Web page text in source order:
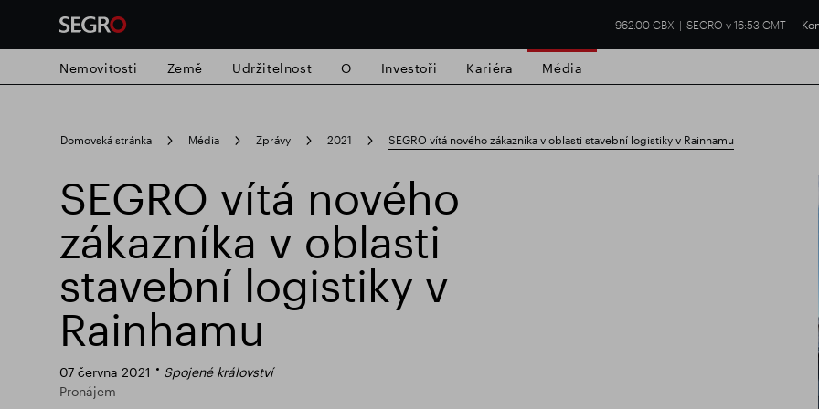
962.00 GBX SEGRO v 16:53 GMT
search
for
Populární vyhledávání
Zodpovědné SEGRO Slough obchodní nemovitost
Nemovitosti Země Udržitelnost O Investoři Kariéra Média
Domovská stránka Média Zprávy 2021 SEGRO vítá nového zákazníka v oblasti stavební logistiky v Rainhamu
SEGRO vítá nového
zákazníka v oblasti
stavební logistiky v
Rainhamu
07 června 2021
Spojené království
Pronájem